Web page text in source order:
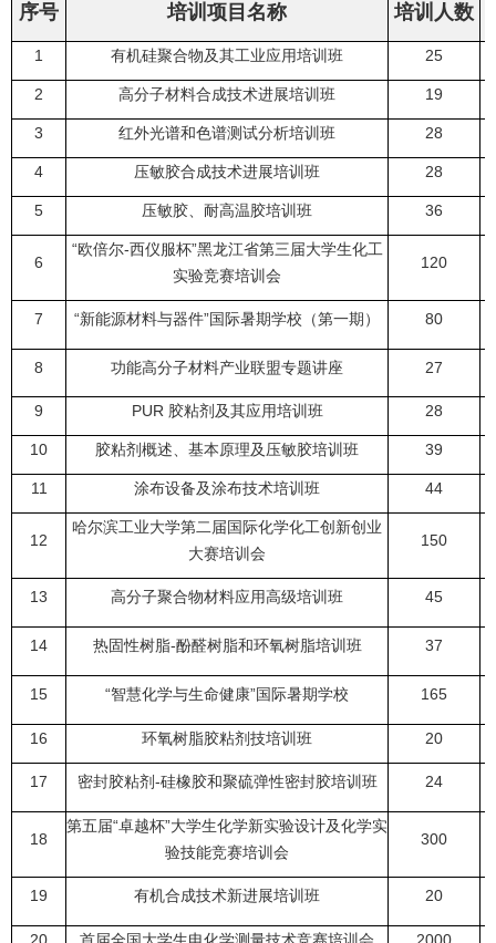
序号 培训项目名称 培训人数
1 有机硅聚合物及其工业应用培训班 25
2 高分子材料合成技术进展培训班 19
3 红外光谱和色谱测试分析培训班 28
4 压敏胶合成技术进展培训班 28
5 压敏胶、耐高温胶培训班 36
6
“欧倍尔-西仪服杯”黑龙江省第三届大学生化工
实验竞赛培训会
120
7 “新能源材料与器件”国际暑期学校（第一期） 80
8 功能高分子材料产业联盟专题讲座 27
9 PUR 胶粘剂及其应用培训班 28
10 胶粘剂概述、基本原理及压敏胶培训班 39
11 涂布设备及涂布技术培训班 44
12
哈尔滨工业大学第二届国际化学化工创新创业
大赛培训会
150
13 高分子聚合物材料应用高级培训班 45
14 热固性树脂-酚醛树脂和环氧树脂培训班 37
15 “智慧化学与生命健康”国际暑期学校 165
16 环氧树脂胶粘剂技培训班 20
17 密封胶粘剂-硅橡胶和聚硫弹性密封胶培训班 24
18
第五届“卓越杯”大学生化学新实验设计及化学实
验技能竞赛培训会
300
19 有机合成技术新进展培训班 20